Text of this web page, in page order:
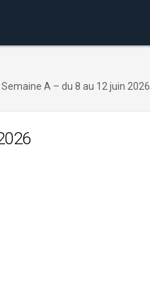
Semaine A – du 8 au 12 juin 2026